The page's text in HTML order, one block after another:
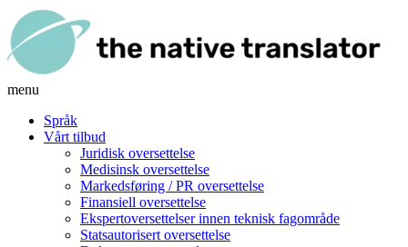
menu
Språk
Vårt tilbud
Juridisk oversettelse
Medisinsk oversettelse
Markedsføring / PR oversettelse
Finansiell oversettelse
Ekspertoversettelser innen teknisk fagområde
Statsautorisert oversettelse